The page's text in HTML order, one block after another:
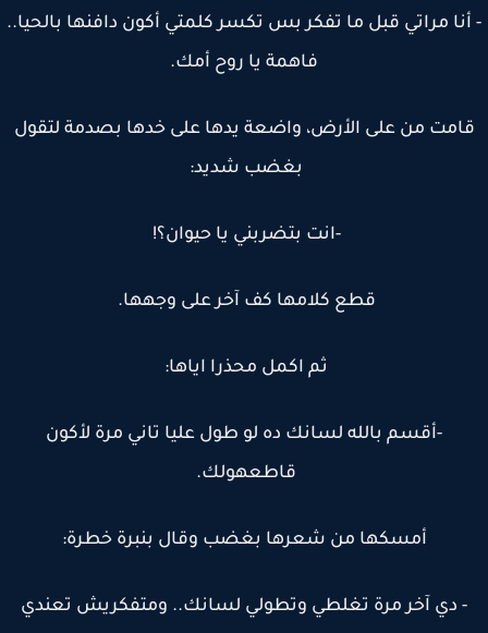
مراتي قبل ما تفكر بس تكسر كلمتي أكون دافنها بالحيا..
فاهمة يا روح أمك.
من على الأرض، واضعة يدها على خدها بصدمة لتقول
بغضب شديد:
-انت بتضربني يا حيوان؟!
قطع كلامها كف آخر على وجهها.
ثم اكمل محذرا اياها:
-أقسم بالله لسانك ده لو طول عليا تاني مرة لأكون
قاطعهولك.
أمسكها من شعرها بغضب وقال بنبرة خطرة:
- دي آخر مرة تغلطي وتطولي لسانك.. ومتفكريش تعندي